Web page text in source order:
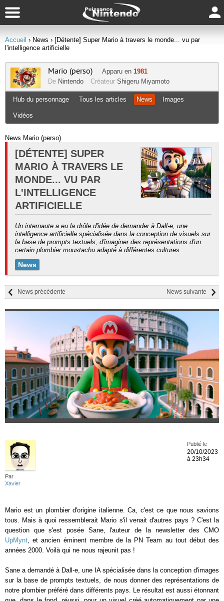
Accueil › News › [Détente] Super Mario à travers le monde... vu par
l'intelligence artificielle
Mario (perso) Apparu en 1981
De Nintendo Créateur Shigeru Miyamoto
Hub du personnage Tous les articles News Images
Vidéos
News Mario (perso)
[DÉTENTE] SUPER
MARIO À TRAVERS LE
MONDE... VU PAR
L'INTELLIGENCE
ARTIFICIELLE
Un internaute a eu la drôle d'idée de demander à Dall-e, une
intelligence artificielle spécialisée dans la conception de visuels sur
la base de prompts textuels, d'imaginer des représentations d'un
certain plombier moustachu adapté à différentes cultures.
News
News suivante
News précédente
Par
Xavier
Publié le
20/10/2023
à 23h34
Mario est un plombier d'origine italienne. Ca, c'est ce que nous savions
tous. Mais à quoi ressemblerait Mario s'il venait d'autres pays ? C'est la
question que s'est posée Sane, l'auteur de la newsletter des CMO
UpMynt, et ancien éminent membre de la PN Team au tout début des
années 2000. Voilà qui ne nous rajeunit pas !
Sane a demandé à Dall-e, une IA spécialisée dans la conception d'images
sur la base de prompts textuels, de nous donner des représentations de
notre plombier préféré dans différents pays. Le résultat est aussi étonnant